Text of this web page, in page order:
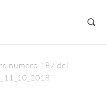
numero 187 del